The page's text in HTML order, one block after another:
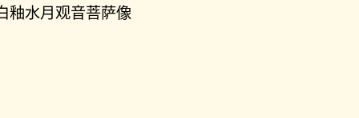
釉水月观音菩萨像